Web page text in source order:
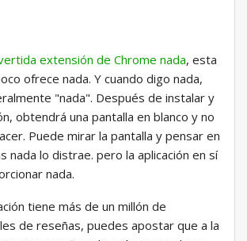
extensión de Chrome nada, esta
ofrece nada. Y cuando digo nada,
"nada". Después de instalar y
obtendrá una pantalla en blanco y no
Puede mirar la pantalla y pensar en
nada lo distrae. pero la aplicación en sí
nada.
tiene más de un millón de
de reseñas, puedes apostar que a la